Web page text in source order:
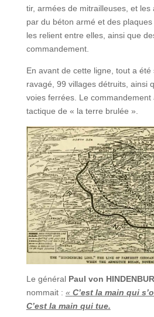
tir, armées de mitrailleuses, et les
par du béton armé et des plaques
les relient entre elles, ainsi que
commandement.
En avant de cette ligne, tout a
ravagé, 99 villages détruits, ainsi
voies ferrées. Le commandement
tactique de « la terre brulée ».
Le général Paul von
nommait : « C’est la main qui
C’est la main qui tue.